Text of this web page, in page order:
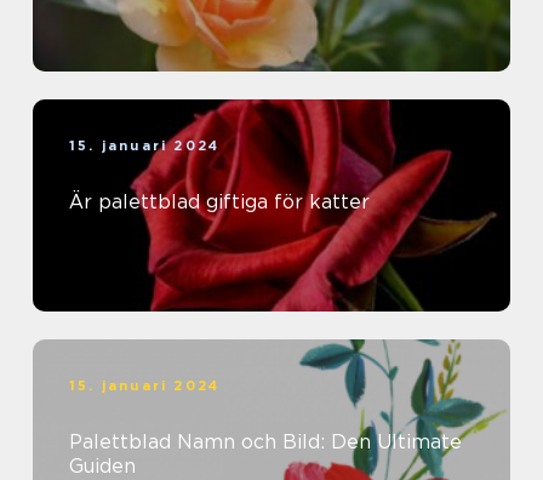
15. januari 2024
Är palettblad giftiga för katter
15. januari 2024
Palettblad Namn och Bild: Den Ultimate
Guiden